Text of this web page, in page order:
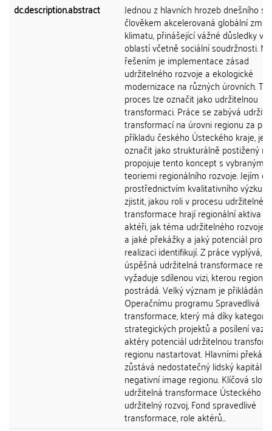
dc.description.abstract
Jednou z hlavních hrozeb dnešního
člověkem akcelerovaná globální
klimatu, přinášející vážné důsledky v
oblastí včetně sociální soudržnosti.
řešením je implementace zásad
udržitelného rozvoje a ekologické
modernizace na různých úrovních.
proces lze označit jako udržitelnou
transformaci. Práce se zabývá
transformací na úrovni regionu za
příkladu českého Ústeckého kraje,
označit jako strukturálně postižený
propojuje tento koncept s vybranými
teoriemi regionálního rozvoje. Jejím
prostřednictvím kvalitativního
zjistit, jakou roli v procesu udržitelné
transformace hrají regionální aktiva a
aktéři, jak téma udržitelného rozvoje
a jaké překážky a jaký potenciál pro
realizaci identifikují. Z práce vyplývá,
úspěšná udržitelná transformace
vyžaduje sdílenou vizi, kterou region
postrádá. Velký význam je přikládán
Operačnímu programu Spravedlivá
transformace, který má díky kategorii
strategických projektů a posílení
aktéry potenciál udržitelnou
regionu nastartovat. Hlavními
zůstává nedostatečný lidský kapitál a
negativní image regionu. Klíčová slova:
udržitelná transformace Ústeckého
udržitelný rozvoj, Fond spravedlivé
transformace, role aktérů...